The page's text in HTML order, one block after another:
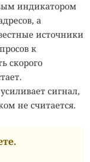
индикатором
а
источники
к
скорого
сигнал,
не считается.